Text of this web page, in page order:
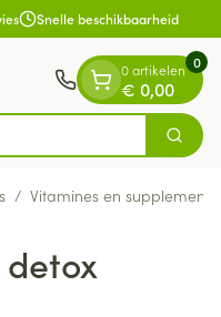
Snelle beschikbaarheid
Zoek
0 artikelen
€ 0,00
0
/ Vitamines en